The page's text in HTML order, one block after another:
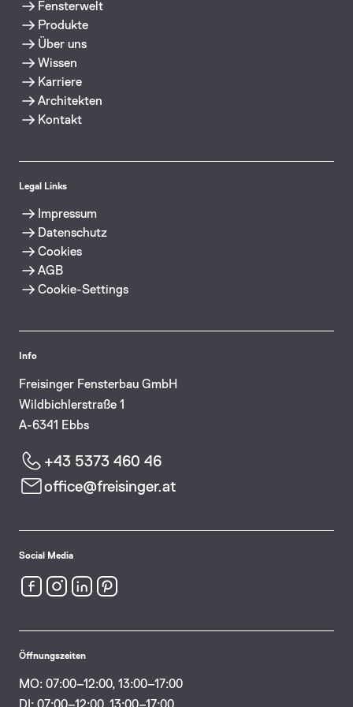
Fensterwelt
Produkte
Über uns
Wissen
Karriere
Architekten
Kontakt
Legal Links
Impressum
Datenschutz
Cookies
AGB
Cookie-Settings
Info
Freisinger Fensterbau GmbH
Wildbichlerstraße 1
A-6341 Ebbs
+43 5373 460 46
office@freisinger.at
Social Media
Öffnungszeiten
MO: 07:00–12:00, 13:00–17:00